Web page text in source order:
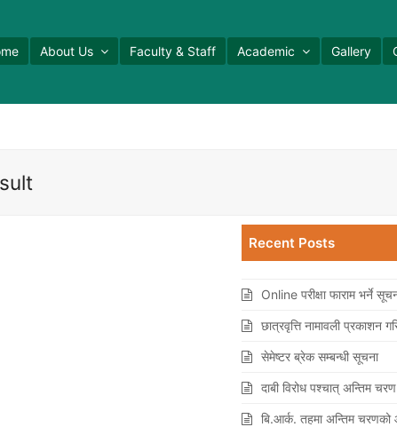
About Us Faculty & Staff Academic Gallery
Recent Posts
Online परीक्षा फाराम भर्ने
छात्रवृत्ति नामावली प्रकाशन
सेमेष्‍टर ब्रेक सम्बन्धी सूचना
दाबी विरोध पश्‍चात् अन्तिम
बि.आर्क. तहमा अन्तिम